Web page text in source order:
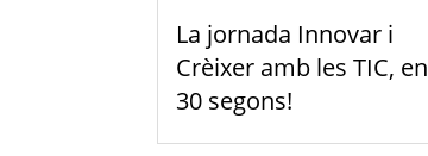
La jornada Innovar i
Crèixer amb les TIC, en
30 segons!